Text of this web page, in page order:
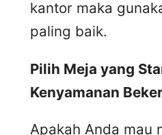
kantor maka
paling baik.
Pilih Meja yang
Kenyamanan
Apakah Anda mau